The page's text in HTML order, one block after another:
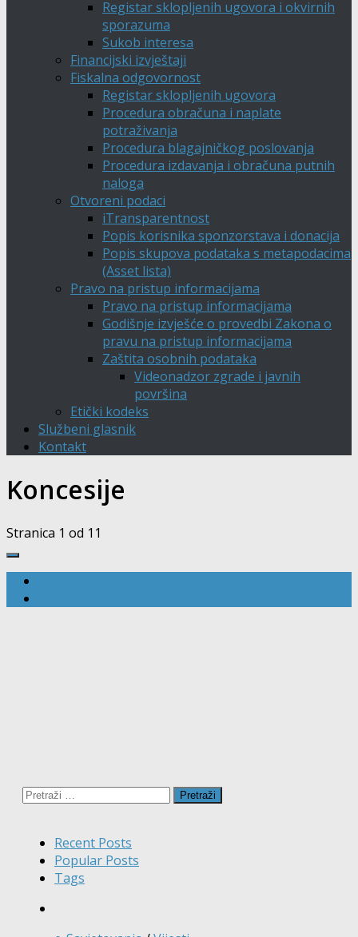
Registar sklopljenih ugovora i okvirnih
sporazuma
Sukob interesa
Financijski izvještaji
Fiskalna odgovornost
Registar sklopljenih ugovora
Procedura obračuna i naplate
potraživanja
Procedura blagajničkog poslovanja
Procedura izdavanja i obračuna putnih
naloga
Otvoreni podaci
iTransparentnost
Popis korisnika sponzorstava i donacija
Popis skupova podataka s metapodacima
(Asset lista)
Pravo na pristup informacijama
Pravo na pristup informacijama
Godišnje izvješće o provedbi Zakona o
pravu na pristup informacijama
Zaštita osobnih podataka
Videonadzor zgrade i javnih
površina
Etički kodeks
Službeni glasnik
Kontakt
Koncesije
Stranica 1 od 1 1
Pretraži:
Recent Posts
Popular Posts
Tags